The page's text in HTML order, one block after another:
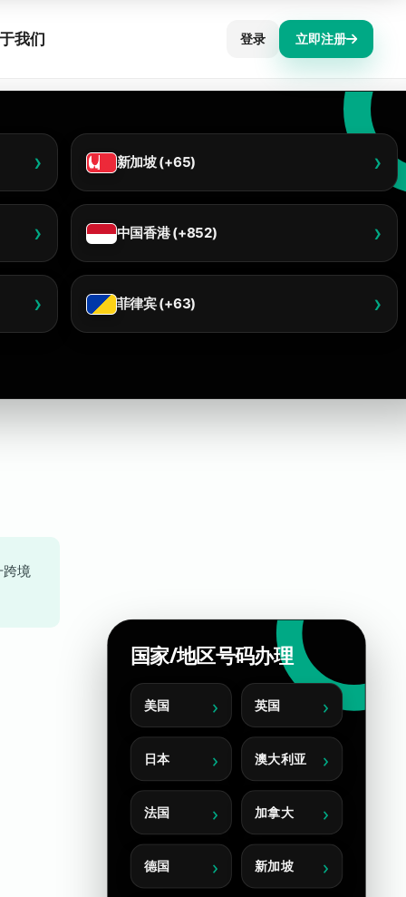
我们 登录 立即注册
新加坡 (+65)
中国香港 (+852)
菲律宾 (+63)
跨境
国家/地区号码办理
美国 英国
日本 澳大利亚
法国 加拿大
德国 新加坡